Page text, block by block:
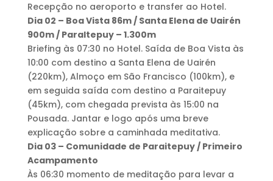
Recepção no aeroporto e transfer ao Hotel.
Dia 02 – Boa Vista 86m / Santa Elena de Uairén
900m / ParaItepuy – 1.300m
Briefing às 07:30 no Hotel. Saída de Boa Vista às
10:00 com destino a Santa Elena de Uairén
(220km), Almoço em São Francisco (100km), e
em seguida saída com destino a Paraitepuy
(45km), com chegada prevista às 15:00 na
Pousada. Jantar e logo após uma breve
explicação sobre a caminhada meditativa.
Dia 03 – Comunidade de Paraitepuy / Primeiro
Acampamento
Às 06:30 momento de meditação para levar a